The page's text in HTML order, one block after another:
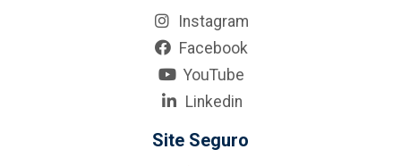
Instagram
Facebook
YouTube
Linkedin
Site Seguro